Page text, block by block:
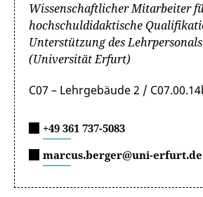
Wissenschaftlicher Mitarbeiter
hochschuldidaktische
Unterstützung des Lehrpersonals
(Universität Erfurt)
C07 – Lehrgebäude 2 /
+49 361 737-5083
marcus.berger@uni-erfurt.de